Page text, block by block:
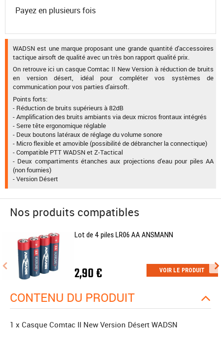
Payez en plusieurs fois
WADSN est une marque proposant une grande quantité d'accessoires
tactique airsoft de qualité avec un très bon rapport qualité prix.
On retrouve ici un casque Comtac II New Version à réduction de bruits
en version désert, idéal pour compléter vos systèmes de
communication pour vos parties d'airsoft.
Points forts:
- Réduction de bruits supérieurs à 82dB
- Amplification des bruits ambiants via deux micros frontaux intégrés
- Serre tête ergonomique réglable
- Deux boutons latéraux de réglage du volume sonore
- Micro flexible et amovible (possibilité de débrancher la connectique)
- Compatible PTT WADSN et Z-Tactical
- Deux compartiments étanches aux projections d'eau pour piles AA
(non fournies)
- Version Désert
Nos produits compatibles
Lot de 4 piles LR06 AA ANSMANN
2,90 € VOIR LE PRODUIT
CONTENU DU PRODUIT
1 x Casque Comtac II New Version Désert WADSN